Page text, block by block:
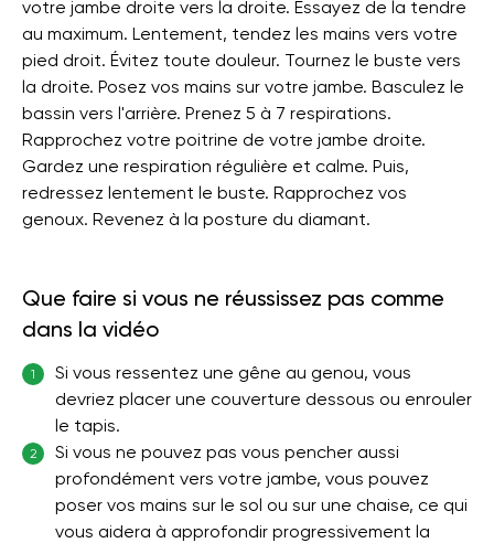
votre jambe droite vers la droite. Essayez de la tendre
au maximum. Lentement, tendez les mains vers votre
pied droit. Évitez toute douleur. Tournez le buste vers
la droite. Posez vos mains sur votre jambe. Basculez le
bassin vers l'arrière. Prenez 5 à 7 respirations.
Rapprochez votre poitrine de votre jambe droite.
Gardez une respiration régulière et calme. Puis,
redressez lentement le buste. Rapprochez vos
genoux. Revenez à la posture du diamant.
Que faire si vous ne réussissez pas comme
dans la vidéo
1
Si vous ressentez une gêne au genou, vous
devriez placer une couverture dessous ou enrouler
le tapis.
2
Si vous ne pouvez pas vous pencher aussi
profondément vers votre jambe, vous pouvez
poser vos mains sur le sol ou sur une chaise, ce qui
vous aidera à approfondir progressivement la